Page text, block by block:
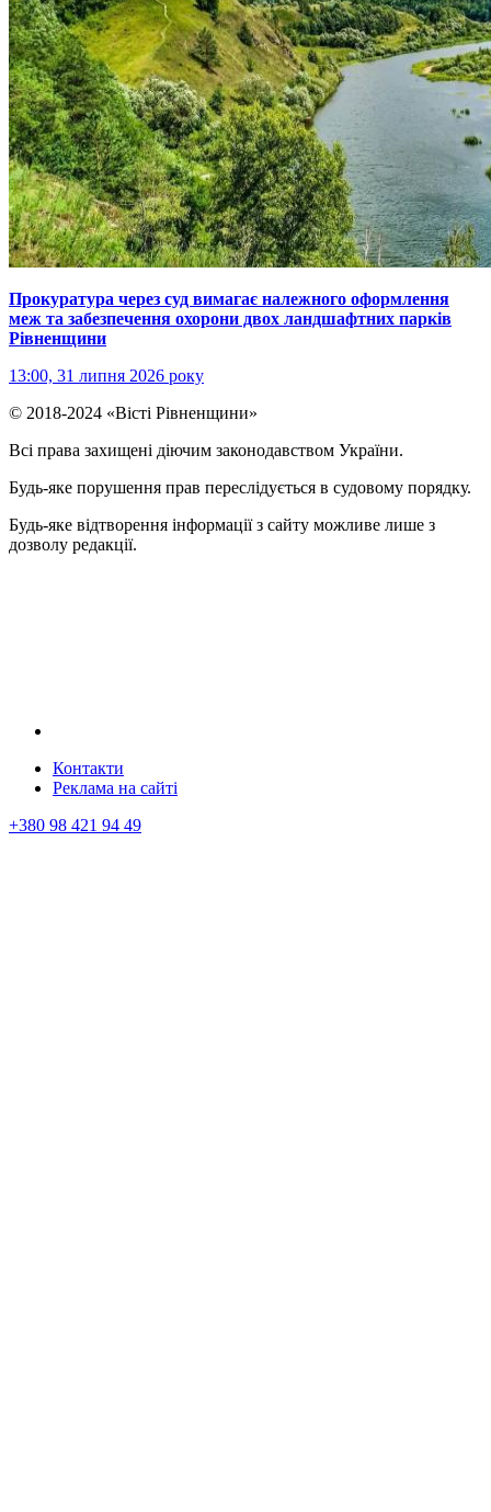
Прокуратура через суд вимагає належного оформлення
меж та забезпечення охорони двох ландшафтних парків
Рівненщини
13:00, 31 липня 2026 року
© 2018-2024 «Вісті Рівненщини»
Всі права захищені діючим законодавством України.
Будь-яке порушення прав переслідується в судовому порядку.
Будь-яке відтворення інформації з сайту можливе лише з
дозволу редакції.
Контакти
Реклама на сайтi
+380 98 421 94 49